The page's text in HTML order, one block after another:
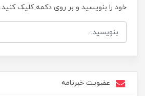
خود را بنویسید و بر روی دکمه کلیک کنید.
عضویت خبرنامه